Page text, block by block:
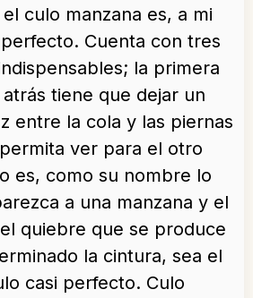
el culo manzana es, a mi
Cuenta con tres
la primera
tiene que dejar un
entre la cola y las piernas
ver para el otro
es, como su nombre lo
a una manzana y el
quiebre que se produce
la cintura, sea el
casi perfecto. Culo